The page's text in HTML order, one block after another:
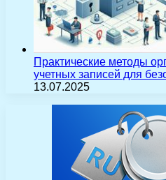
Практические методы
учетных записей для
13.07.2025